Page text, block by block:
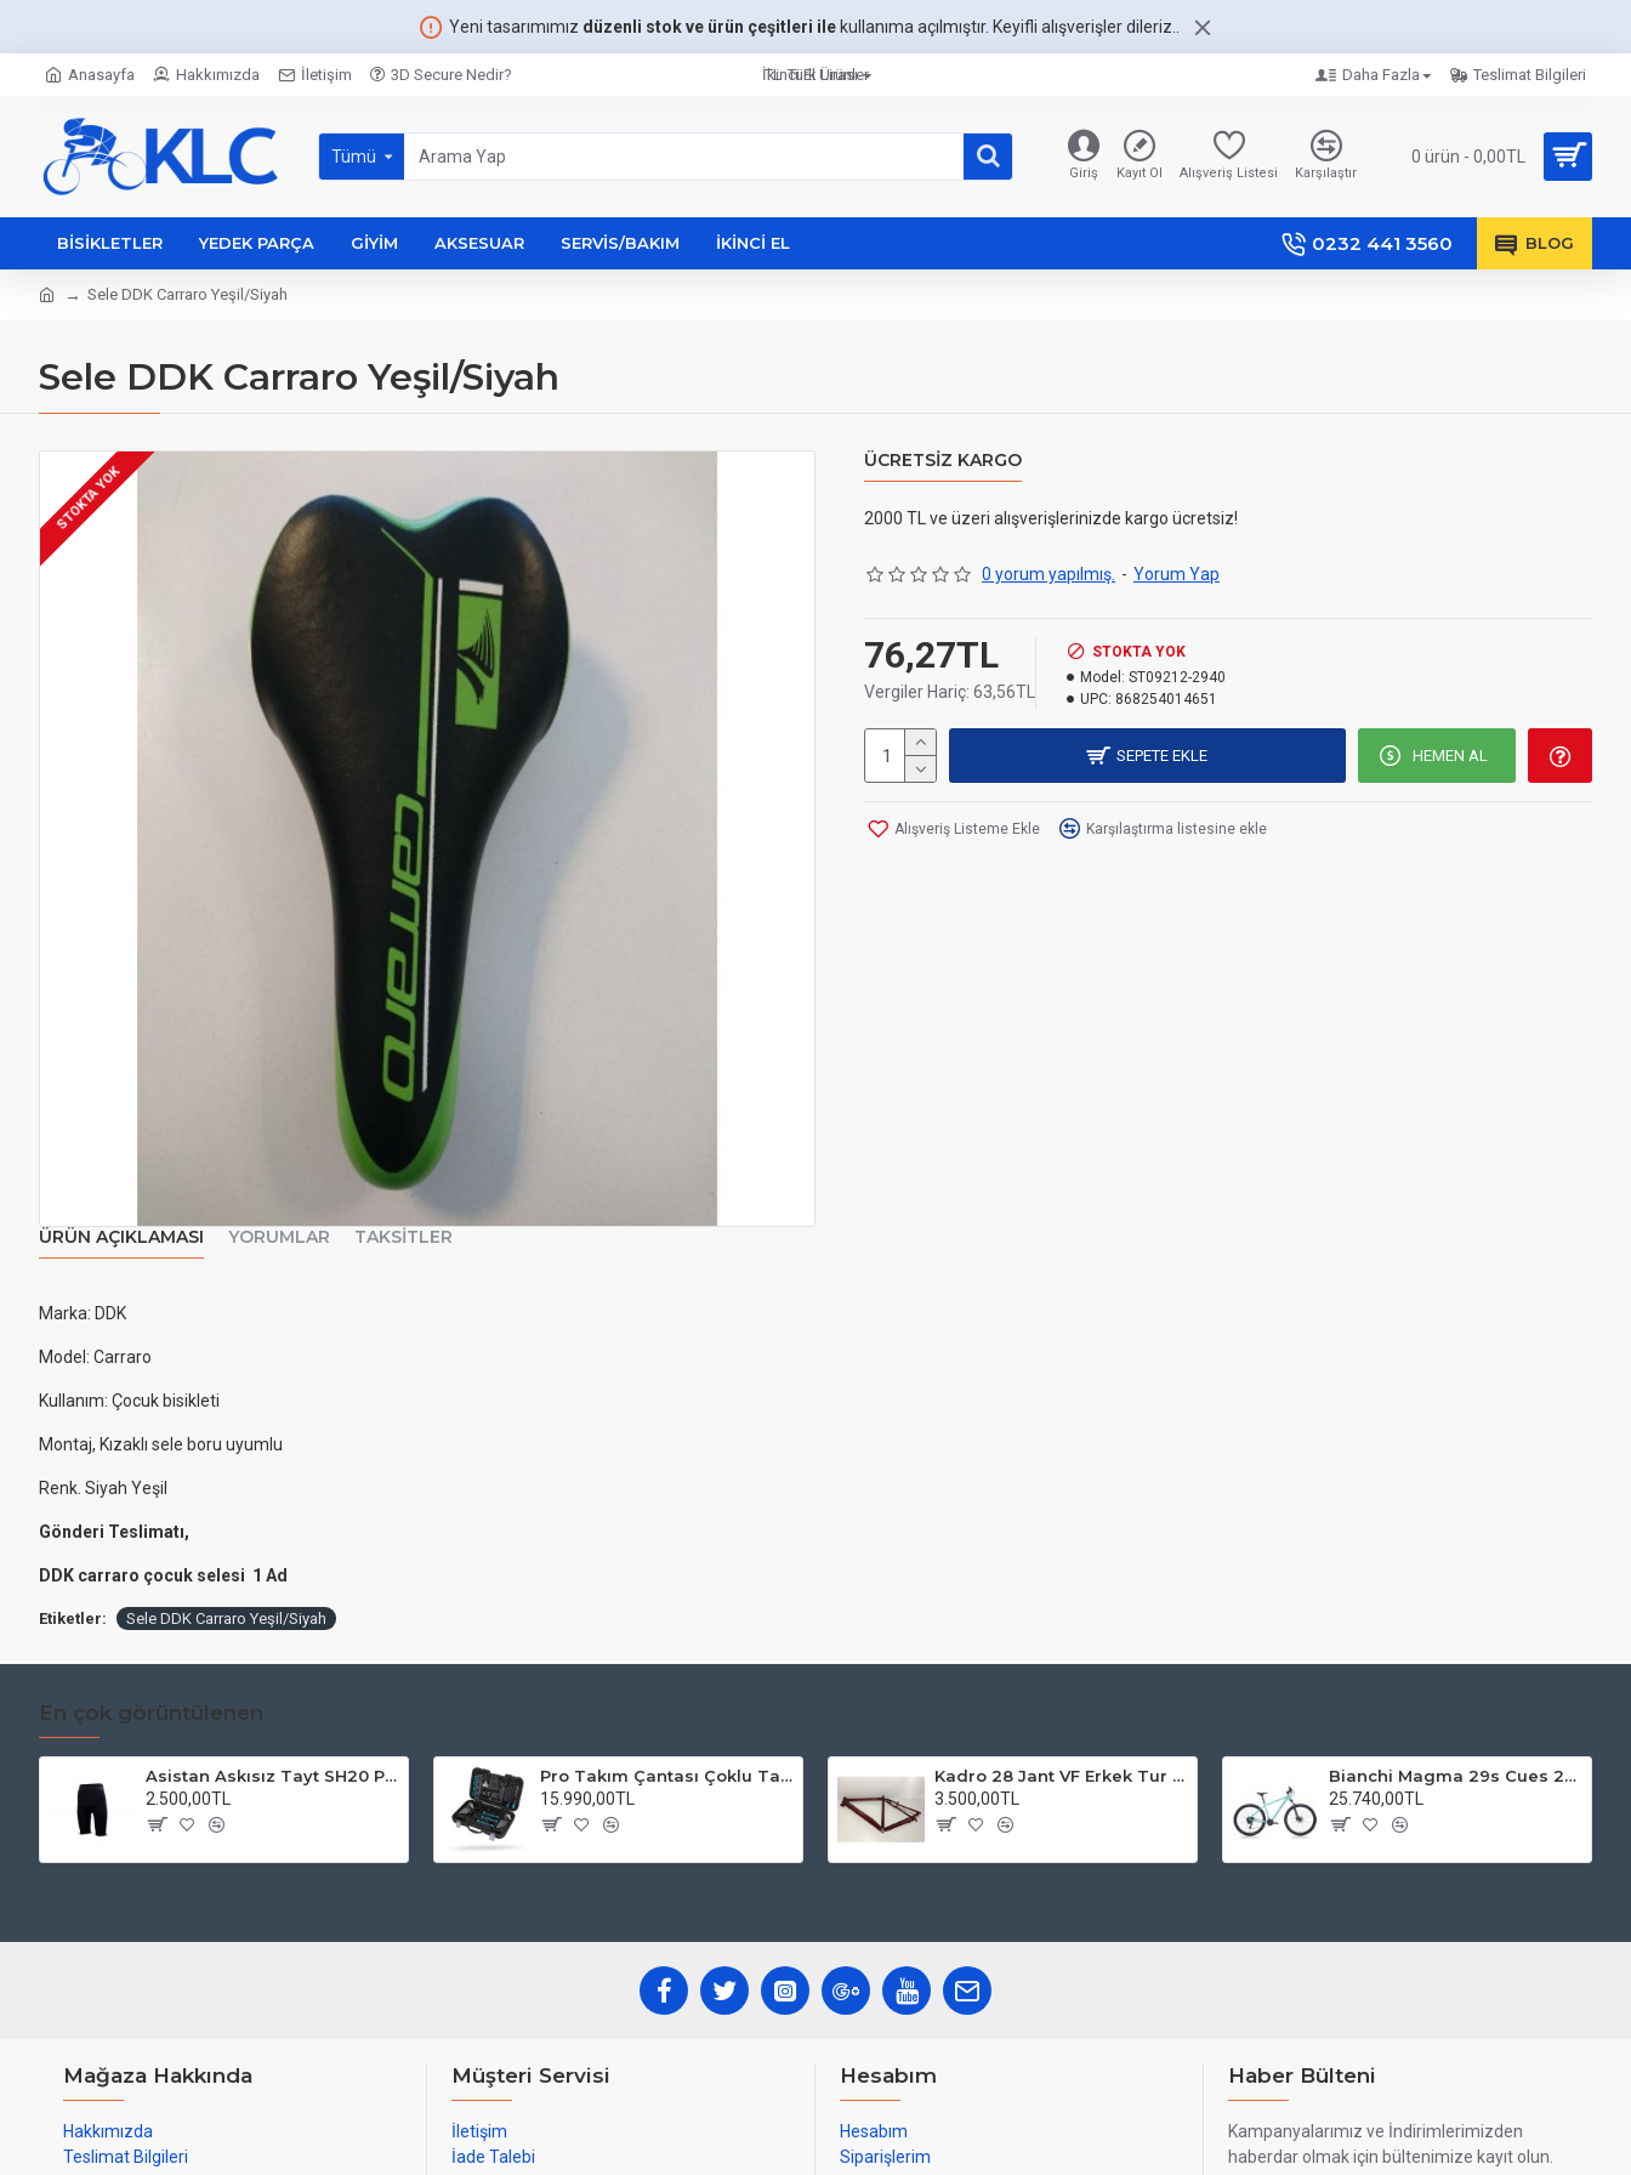
Yeni tasarımımız düzenli stok ve ürün çeşitleri ilekullanıma açılmıştır. Keyifli alışverişler dileriz..
Anasayfa Hakkımızda İletişim 3D Secure Nedir? İkinci El Ürünler
TL Türk Lirası Daha Fazla Teslimat Bilgileri
Tümü
Giriş Kayıt Ol Alışveriş Listesi Karşılaştır
0 ürün - 0,00TL
BISIKLETLER YEDEK PARÇA GIYIM AKSESUAR SERVIS/BAKIM İKINCI EL 0232 441 3560 BLOG
Sele DDK Carraro Yeşil/Siyah
Sele DDK Carraro Yeşil/Siyah
STOKTA YOK
ÜCRETSIZ KARGO
2000 TL ve üzeri alışverişlerinizde kargo ücretsiz!
0 yorum yapılmış. - Yorum Yap
76,27TL
Vergiler Hariç: 63,56TL
STOKTA YOK
Model: ST09212-2940
UPC: 868254014651
SEPETE EKLE HEMEN AL
Alışveriş Listeme Ekle Karşılaştırma listesine ekle
ÜRÜN AÇIKLAMASI YORUMLAR TAKSITLER
Marka: DDK
Model: Carraro
Kullanım: Çocuk bisikleti
Montaj, Kızaklı sele boru uyumlu
Renk. Siyah Yeşil
Gönderi Teslimatı,
DDK carraro çocuk selesi 1 Ad
Etiketler: Sele DDK Carraro Yeşil/Siyah
En çok görüntülenen
Asistan Askısız Tayt SH20 Pedli Siyah
2.500,00TL
Pro Takım Çantası Çoklu Tamir Seti
15.990,00TL
Kadro 28 Jant VF Erkek Tur Şehir Bisiklet Uyumlu
3.500,00TL
Bianchi Magma 29s Cues 2x9s Dağ Bisikleti
25.740,00TL
Mağaza Hakkında
Hakkımızda
Teslimat Bilgileri
Müşteri Servisi
İletişim
İade Talebi
Hesabım
Hesabım
Siparişlerim
Haber Bülteni
Kampanyalarımız ve İndirimlerimizden
haberdar olmak için bültenimize kayıt olun.